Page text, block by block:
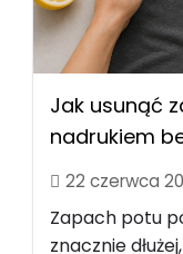
Jak usunąć
nadrukiem
22 czerwca
Zapach potu
znacznie